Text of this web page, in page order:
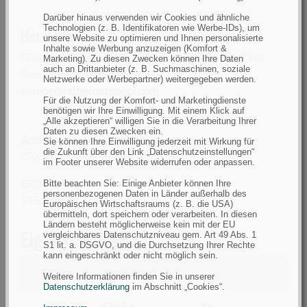
Darüber hinaus verwenden wir Cookies und ähnliche
Technologien (z. B. Identifikatoren wie Werbe-IDs), um
unsere Website zu optimieren und Ihnen personalisierte
Inhalte sowie Werbung anzuzeigen (Komfort &
Marketing). Zu diesen Zwecken können Ihre Daten
auch an Drittanbieter (z. B. Suchmaschinen, soziale
Netzwerke oder Werbepartner) weitergegeben werden.
Für die Nutzung der Komfort- und Marketingdienste
benötigen wir Ihre Einwilligung. Mit einem Klick auf
„Alle akzeptieren“ willigen Sie in die Verarbeitung Ihrer
Daten zu diesen Zwecken ein.
Sie können Ihre Einwilligung jederzeit mit Wirkung für
die Zukunft über den Link „Datenschutzeinstellungen“
im Footer unserer Website widerrufen oder anpassen.
Bitte beachten Sie: Einige Anbieter können Ihre
personenbezogenen Daten in Länder außerhalb des
Europäischen Wirtschaftsraums (z. B. die USA)
übermitteln, dort speichern oder verarbeiten. In diesen
Ländern besteht möglicherweise kein mit der EU
vergleichbares Datenschutzniveau gem. Art 49 Abs. 1
S1 lit. a. DSGVO, und die Durchsetzung Ihrer Rechte
kann eingeschränkt oder nicht möglich sein.
Weitere Informationen finden Sie in unserer
Datenschutzerklärung im Abschnitt „Cookies“.
Hersteller:
FOX International Group Ltd, Dennenlaan 3A, 2340
Beerse, Belgium,compliance-
Artikelnummer(n) des Herstellers
CFX242
GTIN (EAN):
5056212180158
Eigenschaften
Filtern Eigenschaft